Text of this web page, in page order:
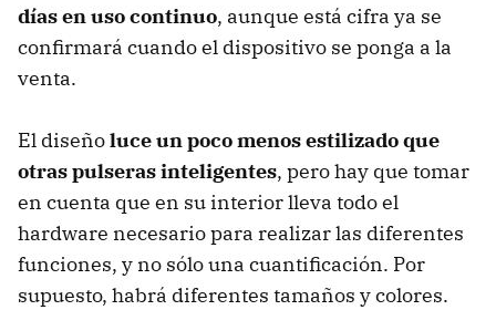
días en uso continuo, aunque está cifra ya se
confirmará cuando el dispositivo se ponga a la
venta.
El diseñoluce un poco menos estilizado que
otras pulseras inteligentes, pero hay que tomar
en cuenta que en su interior lleva todo el
hardware necesario para realizar las diferentes
funciones, y no sólo una cuantificación. Por
supuesto, habrá diferentes tamaños y colores.